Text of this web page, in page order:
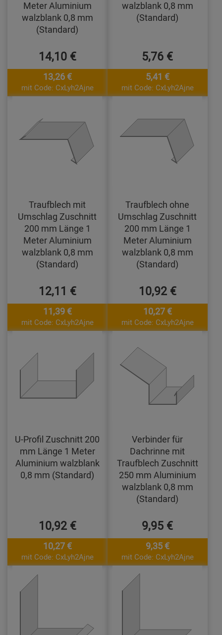
Meter Aluminium
walzblank 0,8 mm
(Standard)
14,10 €
13,26 €
mit Code: CxLyh2Ajne
walzblank 0,8 mm
(Standard)
5,76 €
5,41 €
mit Code: CxLyh2Ajne
Traufblech mit
Umschlag Zuschnitt
200 mm Länge 1
Meter Aluminium
walzblank 0,8 mm
(Standard)
12,11 €
11,39 €
mit Code: CxLyh2Ajne
Traufblech ohne
Umschlag Zuschnitt
200 mm Länge 1
Meter Aluminium
walzblank 0,8 mm
(Standard)
10,92 €
10,27 €
mit Code: CxLyh2Ajne
U-Profil Zuschnitt 200
mm Länge 1 Meter
Aluminium walzblank
0,8 mm (Standard)
10,92 €
10,27 €
mit Code: CxLyh2Ajne
Verbinder für
Dachrinne mit
Traufblech Zuschnitt
250 mm Aluminium
walzblank 0,8 mm
(Standard)
9,95 €
9,35 €
mit Code: CxLyh2Ajne